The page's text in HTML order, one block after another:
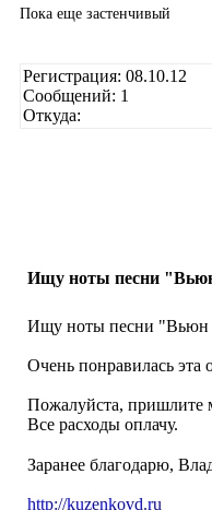
Пока еще застенчивый
Регистрация: 08.10.12
Сообщений: 1
Откуда:
Ищу ноты песни "Вьюн
Ищу ноты песни "Вьюн
Очень понравилась
Пожалуйста, пришлите
Все расходы оплачу.
Заранее благодарю,
http://kuzenkovd.ru